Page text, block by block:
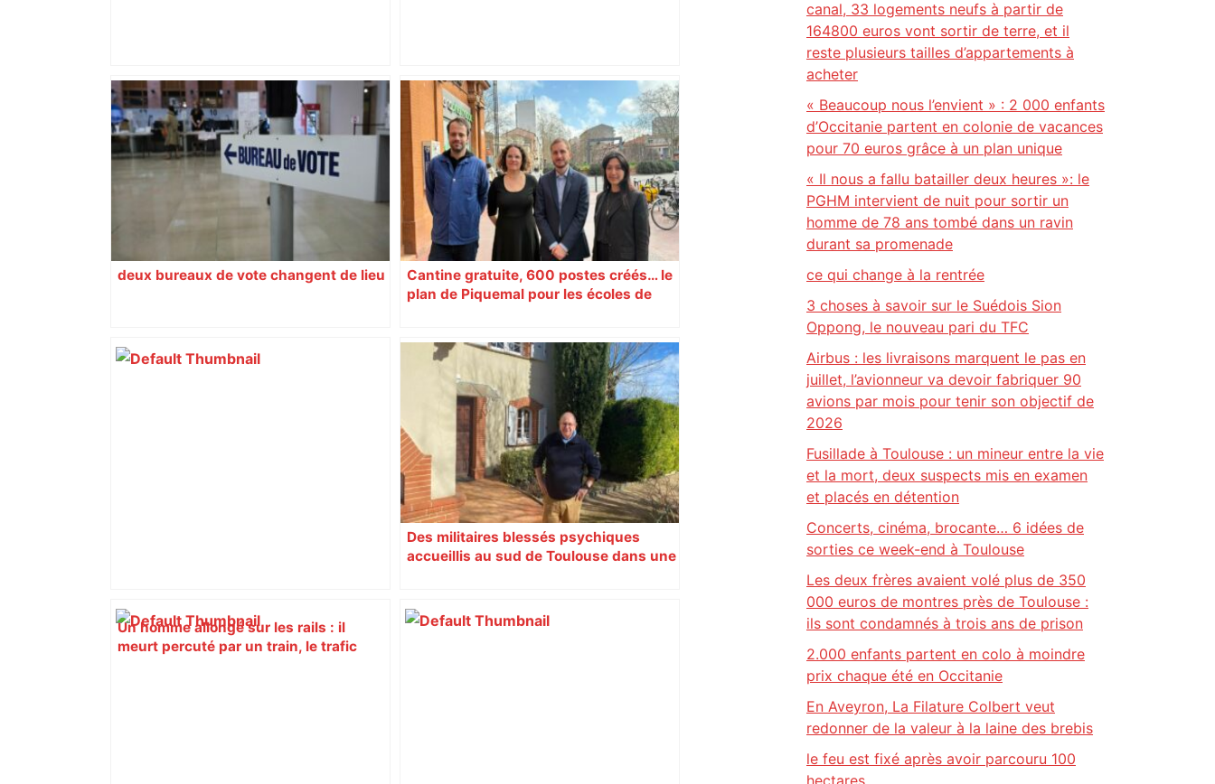
Ligue 1. Largement remanié, le Racing
Club de Strasbourg défie Toulouse
entre deux soirées européennes – DNA
Vous pensiez que c’était comme une
voiture ? La vérité sur les avions qui
reculent – ici.fr
deux bureaux de vote changent de lieu
Cantine gratuite, 600 postes créés… le
plan de Piquemal pour les écoles de
Un homme allongé sur les rails : il
meurt percuté par un train, le trafic
Des militaires blessés psychiques
accueillis au sud de Toulouse dans une
canal, 33 logements neufs à partir de
164800 euros vont sortir de terre, et il
reste plusieurs tailles d’appartements à
acheter
« Beaucoup nous l’envient » : 2 000 enfants
d’Occitanie partent en colonie de vacances
pour 70 euros grâce à un plan unique
« Il nous a fallu batailler deux heures »: le
PGHM intervient de nuit pour sortir un
homme de 78 ans tombé dans un ravin
durant sa promenade
ce qui change à la rentrée
3 choses à savoir sur le Suédois Sion
Oppong, le nouveau pari du TFC
Airbus : les livraisons marquent le pas en
juillet, l’avionneur va devoir fabriquer 90
avions par mois pour tenir son objectif de
2026
Fusillade à Toulouse : un mineur entre la vie
et la mort, deux suspects mis en examen
et placés en détention
Concerts, cinéma, brocante… 6 idées de
sorties ce week-end à Toulouse
Les deux frères avaient volé plus de 350
000 euros de montres près de Toulouse :
ils sont condamnés à trois ans de prison
2.000 enfants partent en colo à moindre
prix chaque été en Occitanie
En Aveyron, La Filature Colbert veut
redonner de la valeur à la laine des brebis
le feu est fixé après avoir parcouru 100
hectares